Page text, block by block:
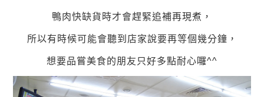
鴨肉快缺貨時才會趕緊追補再現煮，
所以有時候可能會聽到店家說要再等個幾分鐘，
想要品嘗美食的朋友只好多點耐心囉^^